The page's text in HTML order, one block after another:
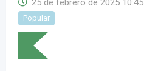
25 de febrero de 2025 10:45
Popular